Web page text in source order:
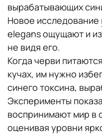
вырабатывающих
Новое исследование
elegans ощущают и
не видя его.
Когда черви
кучах, им нужно
синего токсина,
Эксперименты
воспринимают мир в
оценивая уровни